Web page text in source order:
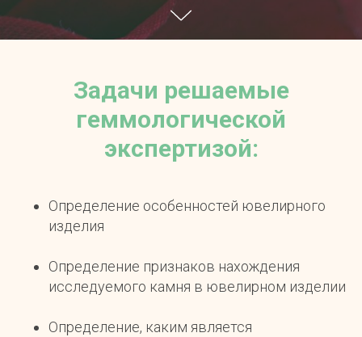
Задачи решаемые
геммологической
экспертизой:
Определение особенностей ювелирного
изделия
Определение признаков нахождения
исследуемого камня в ювелирном изделии
Определение, каким является